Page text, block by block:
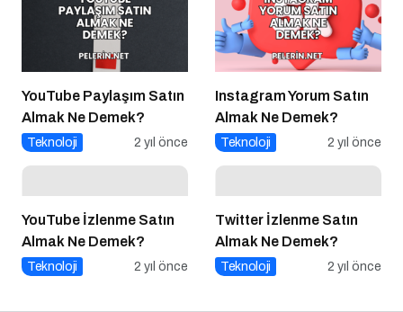
YouTube Paylaşım Satın
Almak Ne Demek?
Teknoloji 2 yıl önce
Instagram Yorum Satın
Almak Ne Demek?
Teknoloji 2 yıl önce
YouTube İzlenme Satın
Almak Ne Demek?
Teknoloji 2 yıl önce
Twitter İzlenme Satın
Almak Ne Demek?
Teknoloji 2 yıl önce